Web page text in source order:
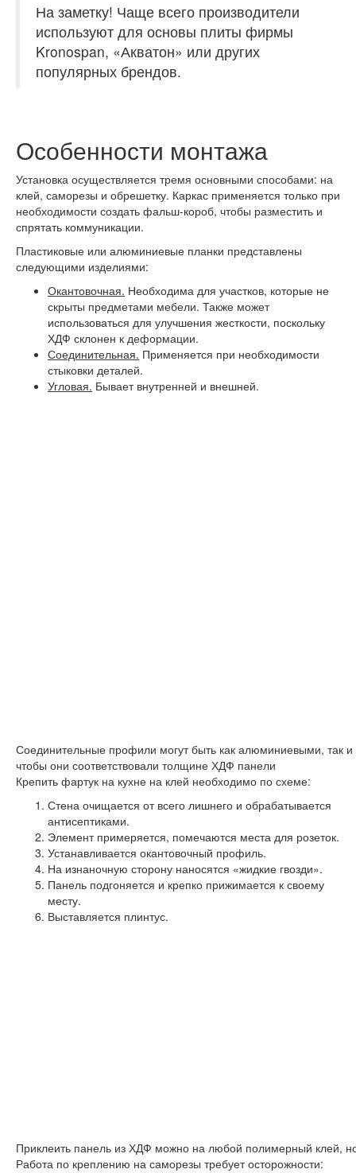
На заметку! Чаще всего производители
используют для основы плиты фирмы
Kronospan, «Акватон» или других
популярных брендов.
Особенности монтажа
Установка осуществляется тремя основными способами: на
клей, саморезы и обрешетку. Каркас применяется только при
необходимости создать фальш-короб, чтобы разместить и
спрятать коммуникации.
Пластиковые или алюминиевые планки представлены
следующими изделиями:
Окантовочная. Необходима для участков, которые не
скрыты предметами мебели. Также может
использоваться для улучшения жесткости, поскольку
ХДФ склонен к деформации.
Соединительная. Применяется при необходимости
стыковки деталей.
Угловая. Бывает внутренней и внешней.
Соединительные профили могут быть как алюминиевыми, так
чтобы они соответствовали толщине ХДФ панели
Крепить фартук на кухне на клей необходимо по схеме:
Стена очищается от всего лишнего и обрабатывается
антисептиками.
Элемент примеряется, помечаются места для розеток.
Устанавливается окантовочный профиль.
На изнаночную сторону наносятся «жидкие гвозди».
Панель подгоняется и крепко прижимается к своему
месту.
Выставляется плинтус.
Приклеить панель из ХДФ можно на любой полимерный клей,
Работа по креплению на саморезы требует осторожности: